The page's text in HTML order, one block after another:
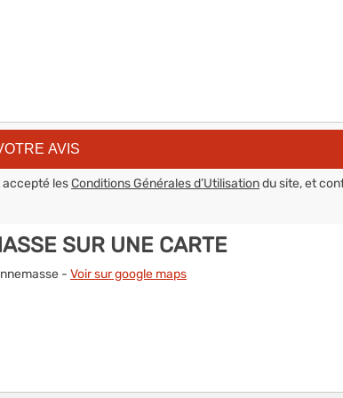
accepté lesConditions Générales d’Utilisationdu site, et
SUR UNE CARTE
- Voir sur google maps